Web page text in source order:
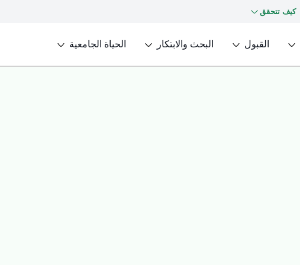
كيف تتحقق
القبول البحث والابتكار الحياة الجامعية